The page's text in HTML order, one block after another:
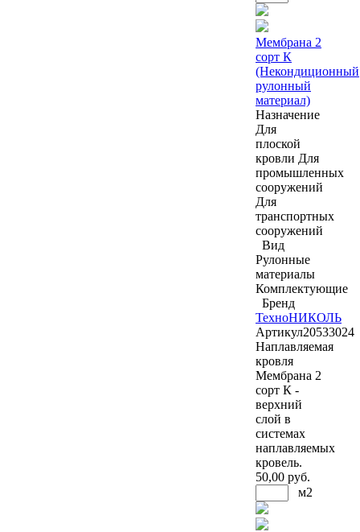
Мембрана 2
сорт К
(Некондиционный
рулонный
материал)
Назначение
Для
плоской
кровли Для
промышленных
сооружений
Для
транспортных
сооружений
Вид
Рулонные
материалы
Комплектующие
Бренд
ТехноНИКОЛЬ
Артикул20533024
Наплавляемая
кровля
Мембрана 2
сорт К -
верхний
слой в
системах
наплавляемых
кровель.
50,00 руб.
м2